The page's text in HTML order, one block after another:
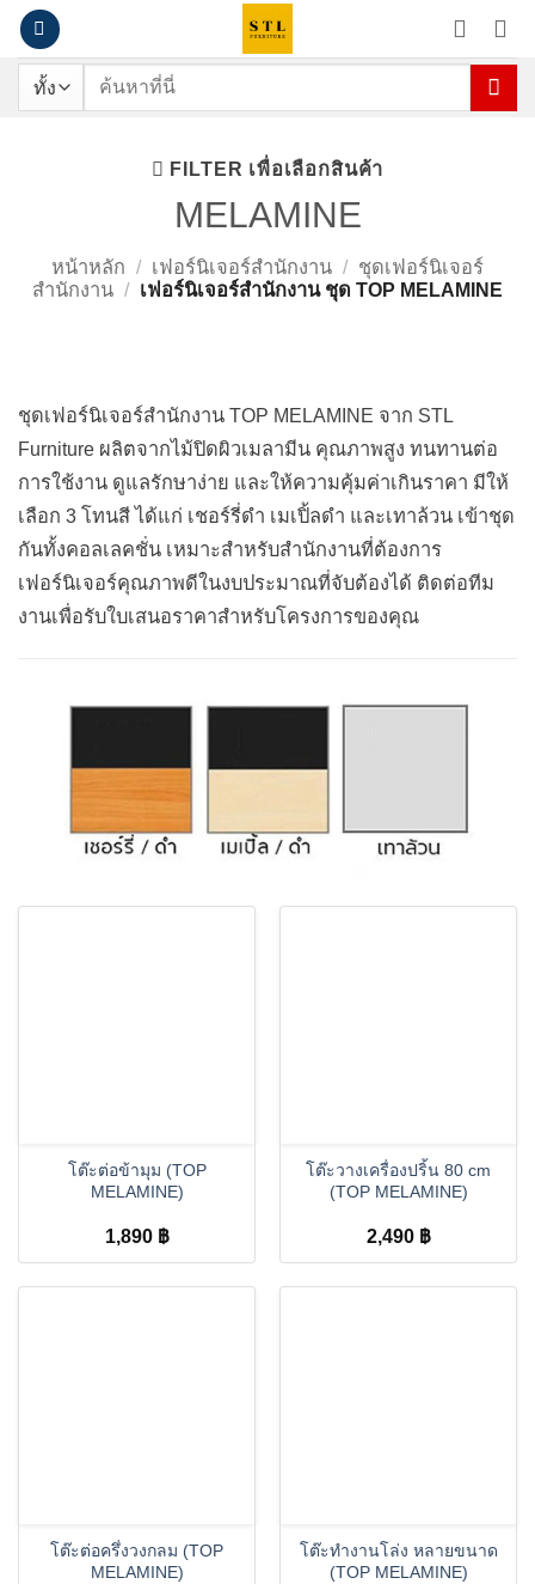
ข้าม
เนื้อหา
ค้นหา:
เฟอร์นิเจอร์สำนักงาน ชุด TOP
MELAMINE
หน้าหลัก / เฟอร์นิเจอร์สำนักงาน / ชุดเฟอร์นิเจอร์
สำนักงาน / เฟอร์นิเจอร์สำนักงาน ชุด TOP MELAMINE
FILTER เพื่อเลือกสินค้า
ชุดเฟอร์นิเจอร์สำนักงาน TOP MELAMINE จาก STL
Furniture ผลิตจากไม้ปิดผิวเมลามีน คุณภาพสูง ทนทานต่อ
การใช้งาน ดูแลรักษาง่าย และให้ความคุ้มค่าเกินราคา มีให้
เลือก 3 โทนสี ได้แก่ เชอร์รี่ดำ เมเปิ้ลดำ และเทาล้วน เข้าชุด
กันทั้งคอลเลคชั่น เหมาะสำหรับสำนักงานที่ต้องการ
เฟอร์นิเจอร์คุณภาพดีในงบประมาณที่จับต้องได้ ติดต่อทีม
งานเพื่อรับใบเสนอราคาสำหรับโครงการของคุณ
โต๊ะต่อข้ามุม (TOP
MELAMINE)
1,890 ฿
โต๊ะวางเครื่องปริ้น 80 cm
(TOP MELAMINE)
2,490 ฿
โต๊ะต่อครึ่งวงกลม (TOP
MELAMINE)
โต๊ะทำงานโล่ง หลายขนาด
(TOP MELAMINE)